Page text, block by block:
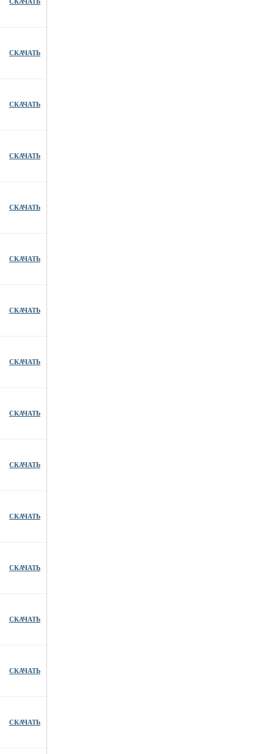
СКАЧАТЬ
СКАЧАТЬ
СКАЧАТЬ
СКАЧАТЬ
СКАЧАТЬ
СКАЧАТЬ
СКАЧАТЬ
СКАЧАТЬ
СКАЧАТЬ
СКАЧАТЬ
СКАЧАТЬ
СКАЧАТЬ
СКАЧАТЬ
СКАЧАТЬ
СКАЧАТЬ